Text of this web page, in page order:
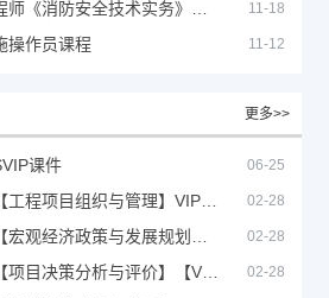
11-18
操作员课程 11-12
更多>>
课件 06-25
02-28
02-28
02-28